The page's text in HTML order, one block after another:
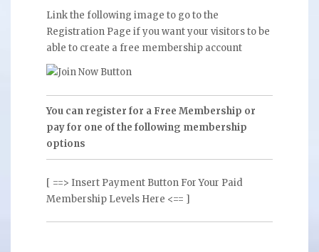
Link the following image to go to the
Registration Page if you want your visitors to be
able to create a free membership account
You can register for a Free Membership or
pay for one of the following membership
options
[ ==> Insert Payment Button For Your Paid
Membership Levels Here <== ]